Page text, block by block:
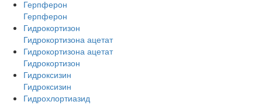
Герпферон
Герпферон
Гидрокортизон
Гидрокортизона ацетат
Гидрокортизона ацетат
Гидрокортизон
Гидроксизин
Гидроксизин
Гидрохлортиазид